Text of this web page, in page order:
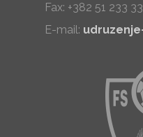
Fax: +382 51 233
E-mail: